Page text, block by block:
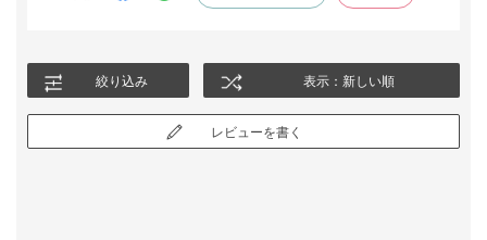
絞り込み 表示：新しい順
レビューを書く